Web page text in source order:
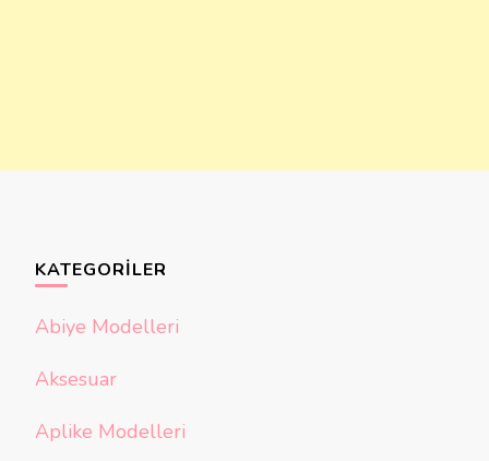
KATEGORILER
Abiye Modelleri
Aksesuar
Aplike Modelleri